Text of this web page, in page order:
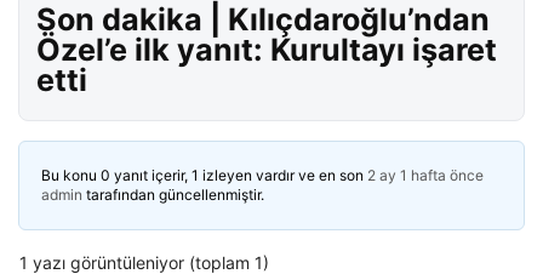
Son dakika | Kılıçdaroğlu’ndan
Özel’e ilk yanıt: Kurultayı işaret
etti
Bu konu 0 yanıt içerir, 1 izleyen vardır ve en son 2 ay 1 hafta önce
admin tarafından güncellenmiştir.
1 yazı görüntüleniyor (toplam 1)